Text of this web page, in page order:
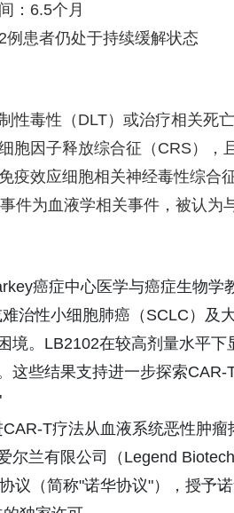
：6.5个月
例患者仍处于持续缓解状态
性毒性（DLT）或治疗相关死
胞因子释放综合征（CRS），
疫效应细胞相关神经毒性综合
件为血液学相关事件，被认为
癌症中心医学与癌症生物
治性小细胞肺癌（SCLC）及
境。LB2102在较高剂量水平
这些结果支持进一步探索
T疗法从血液系统恶性肿
尔兰有限公司（Legend
议（简称"诺华协议"），授予